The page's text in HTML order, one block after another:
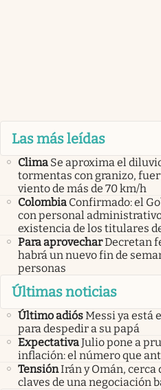
Las más leídas
Clima Se aproxima el
tormentas con granizo,
viento de más de 70 km/h
Colombia Confirmado: el
con personal
existencia de los titulares
Para aprovecharDecretan
habrá un nuevo fin de
personas
Últimas noticias
Último adiósMessi ya está
para despedir a su papá
ExpectativaJulio pone a
inflación: el número que
TensiónIrán y Omán, cerca
claves de una negociación